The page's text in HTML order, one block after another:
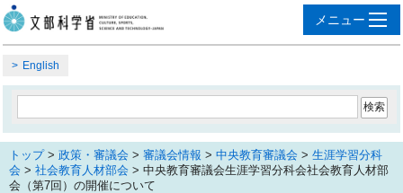
English
トップ> 政策・審議会 > 審議会情報 > 中央教育審議会 > 生涯学習分科
会 > 社会教育人材部会 > 中央教育審議会生涯学習分科会社会教育人材部
会（第7回）の開催について